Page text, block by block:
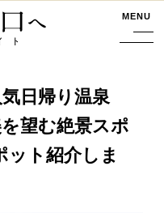
イト MENU
日帰り温泉
を望む絶景スポ
ット紹介しま